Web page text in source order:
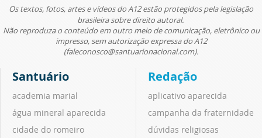
Os textos, fotos, artes e vídeos do A12 estão protegidos pela legislação
brasileira sobre direito autoral.
Não reproduza o conteúdo em outro meio de comunicação, eletrônico ou
impresso, sem autorização expressa do A12
(faleconosco@santuarionacional.com).
Santuário
academia marial
água mineral aparecida
cidade do romeiro
Redação
aplicativo aparecida
campanha da fraternidade
dúvidas religiosas